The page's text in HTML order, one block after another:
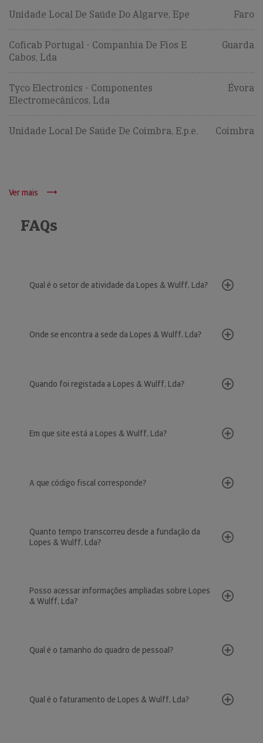
Unidade Local De Saúde Do Algarve, Epe Faro
Coficab Portugal - Companhia De Fios E
Cabos, Lda
Guarda
Tyco Electronics - Componentes
Electromecânicos, Lda
Évora
Unidade Local De Saúde De Coimbra, E.p.e. Coimbra
Ver mais
FAQs
Qual é o setor de atividade da Lopes & Wulff, Lda?
Onde se encontra a sede da Lopes & Wulff, Lda?
Quando foi registada a Lopes & Wulff, Lda?
Em que site está a Lopes & Wulff, Lda?
A que código fiscal corresponde?
Quanto tempo transcorreu desde a fundação da
Lopes & Wulff, Lda?
Posso acessar informações ampliadas sobre Lopes
& Wulff, Lda?
Qual é o tamanho do quadro de pessoal?
Qual é o faturamento de Lopes & Wulff, Lda?